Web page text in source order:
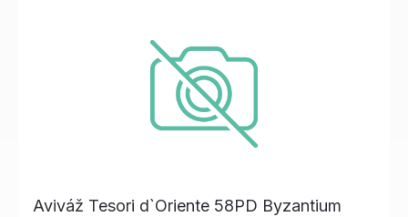
Aviváž Tesori d`Oriente 58PD Byzantium